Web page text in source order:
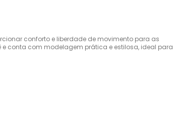
conforto e liberdade de movimento para as
conta com modelagem prática e estilosa, ideal para